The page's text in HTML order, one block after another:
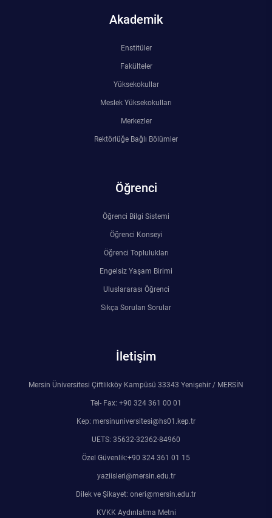
Akademik
Enstitüler
Fakülteler
Yüksekokullar
Meslek Yüksekokulları
Merkezler
Rektörlüğe Bağlı Bölümler
Öğrenci
Öğrenci Bilgi Sistemi
Öğrenci Konseyi
Öğrenci Toplulukları
Engelsiz Yaşam Birimi
Uluslararası Öğrenci
Sıkça Sorulan Sorular
İletişim
Mersin Üniversitesi Çiftlikköy Kampüsü 33343 Yenişehir / MERSİN
Tel- Fax: +90 324 361 00 01
Kep: mersinuniversitesi@hs01.kep.tr
UETS: 35632-32362-84960
Özel Güvenlik:+90 324 361 01 15
yaziisleri@mersin.edu.tr
Dilek ve Şikayet: oneri@mersin.edu.tr
KVKK Aydınlatma Metni